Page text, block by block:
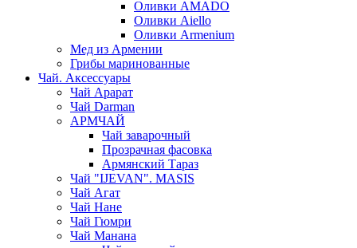
Оливки AMADO
Оливки Aiello
Оливки Armenium
Мед из Армении
Грибы маринованные
Чай. Аксессуары
Чай Арарат
Чай Darman
АРМЧАЙ
Чай заварочный
Прозрачная фасовка
Армянский Тараз
Чай "IJEVAN". MASIS
Чай Агат
Чай Нане
Чай Гюмри
Чай Манана